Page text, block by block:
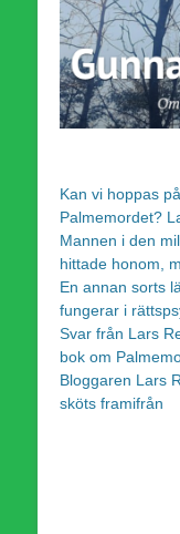
Kan vi hoppas
Palmemordet?
Mannen i den
hittade honom,
En annan sorts
fungerar i
Svar från Lars
bok om
Bloggaren Lars
sköts framifrån